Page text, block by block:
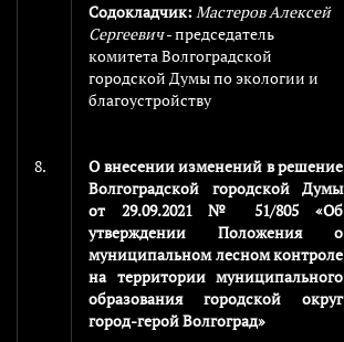
Содокладчик: Мастеров Алексей
Сергеевич- председатель
комитета Волгоградской
городской Думы по экологии и
благоустройству
8.
О внесении изменений в решение
Волгоградской городской Думы
от 29.09.2021 № 51/805 «Об
утверждении Положения о
муниципальном лесном контроле
на территории муниципального
образования городской округ
город-герой Волгоград»